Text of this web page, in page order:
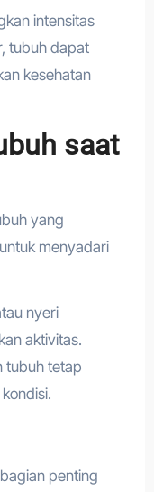
intensitas
tubuh dapat
kesehatan
saat
yang
menyadari
nyeri
aktivitas.
tubuh tetap
penting